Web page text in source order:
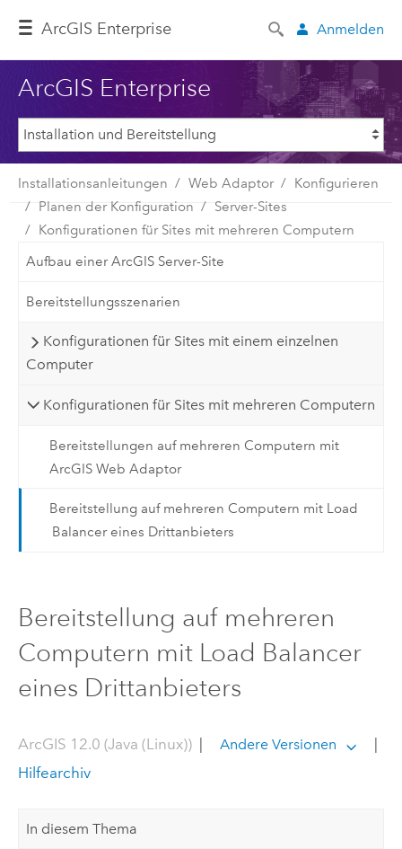
ArcGIS Enterprise Anmelden
ArcGIS Enterprise
Installationsanleitungen Web Adaptor
Konfigurieren
Planen der Konfiguration
Server-Sites
Konfigurationen für Sites mit mehreren Computern
Aufbau einer ArcGIS Server-Site
Bereitstellungsszenarien
Konfigurationen für Sites mit einem einzelnen
Computer
Konfigurationen für Sites mit mehreren Computern
Bereitstellungen auf mehreren Computern mit
ArcGIS Web Adaptor
Bereitstellung auf mehreren Computern mit Load
Balancer eines Drittanbieters
Bereitstellung auf mehreren
Computern mit Load Balancer
eines Drittanbieters
ArcGIS 12.0 (Java (Linux))| Andere Versionen
Hilfearchiv
In diesem Thema